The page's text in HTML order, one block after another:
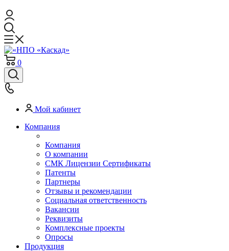
0
Мой кабинет
Компания
Компания
О компании
СМК Лицензии Сертификаты
Патенты
Партнеры
Отзывы и рекомендации
Социальная ответственность
Вакансии
Реквизиты
Комплексные проекты
Опросы
Продукция